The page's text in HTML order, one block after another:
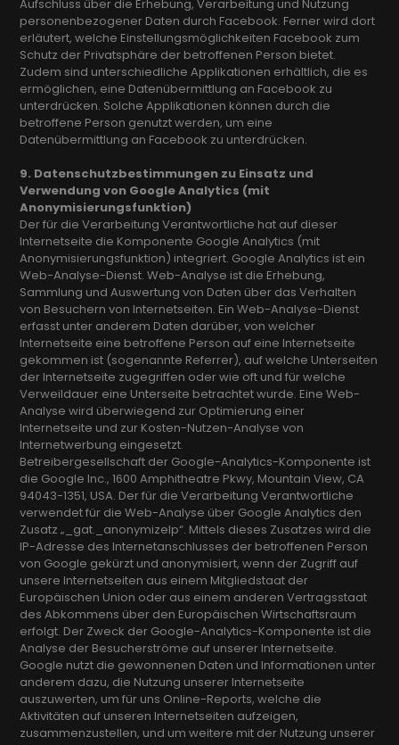
Aufschluss über die Erhebung, Verarbeitung und Nutzung
personenbezogener Daten durch Facebook. Ferner wird dort
erläutert, welche Einstellungsmöglichkeiten Facebook zum
Schutz der Privatsphäre der betroffenen Person bietet.
Zudem sind unterschiedliche Applikationen erhältlich, die es
ermöglichen, eine Datenübermittlung an Facebook zu
unterdrücken. Solche Applikationen können durch die
betroffene Person genutzt werden, um eine
Datenübermittlung an Facebook zu unterdrücken.
9. Datenschutzbestimmungen zu Einsatz und
Verwendung von Google Analytics (mit
Anonymisierungsfunktion)
Der für die Verarbeitung Verantwortliche hat auf dieser
Internetseite die Komponente Google Analytics (mit
Anonymisierungsfunktion) integriert. Google Analytics ist ein
Web-Analyse-Dienst. Web-Analyse ist die Erhebung,
Sammlung und Auswertung von Daten über das Verhalten
von Besuchern von Internetseiten. Ein Web-Analyse-Dienst
erfasst unter anderem Daten darüber, von welcher
Internetseite eine betroffene Person auf eine Internetseite
gekommen ist (sogenannte Referrer), auf welche Unterseiten
der Internetseite zugegriffen oder wie oft und für welche
Verweildauer eine Unterseite betrachtet wurde. Eine Web-
Analyse wird überwiegend zur Optimierung einer
Internetseite und zur Kosten-Nutzen-Analyse von
Internetwerbung eingesetzt.
Betreibergesellschaft der Google-Analytics-Komponente ist
die Google Inc., 1600 Amphitheatre Pkwy, Mountain View, CA
94043-1351, USA. Der für die Verarbeitung Verantwortliche
verwendet für die Web-Analyse über Google Analytics den
Zusatz „_gat._anonymizeIp“. Mittels dieses Zusatzes wird die
IP-Adresse des Internetanschlusses der betroffenen Person
von Google gekürzt und anonymisiert, wenn der Zugriff auf
unsere Internetseiten aus einem Mitgliedstaat der
Europäischen Union oder aus einem anderen Vertragsstaat
des Abkommens über den Europäischen Wirtschaftsraum
erfolgt. Der Zweck der Google-Analytics-Komponente ist die
Analyse der Besucherströme auf unserer Internetseite.
Google nutzt die gewonnenen Daten und Informationen unter
anderem dazu, die Nutzung unserer Internetseite
auszuwerten, um für uns Online-Reports, welche die
Aktivitäten auf unseren Internetseiten aufzeigen,
zusammenzustellen, und um weitere mit der Nutzung unserer